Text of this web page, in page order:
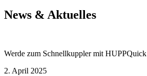
News & Aktuelles
Werde zum Schnellkuppler mit
2. April 2025